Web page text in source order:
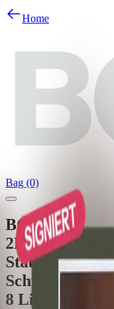
Home
Bag (0)
BOSSE
2LP im
Stabile Poesie
Schwarzes &
8 Live Songs